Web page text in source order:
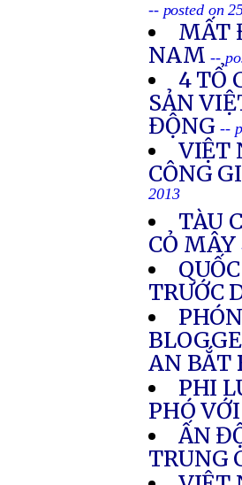
-- posted on
MẤT
NAM--
4 TỔ
SẢN
ĐỘNG --
VIỆT
CÔNG
2013
TÀU
CỎ MÂY
TRƯỚC
AN BẮT
PHI
PHÓ
ẤN
TRUNG